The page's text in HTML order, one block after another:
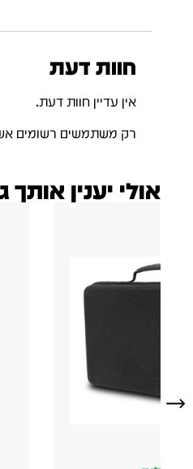
חוות דעת
אין עדיין חוות דעת.
רק משתמשים רשומים
אולי יענין אותך